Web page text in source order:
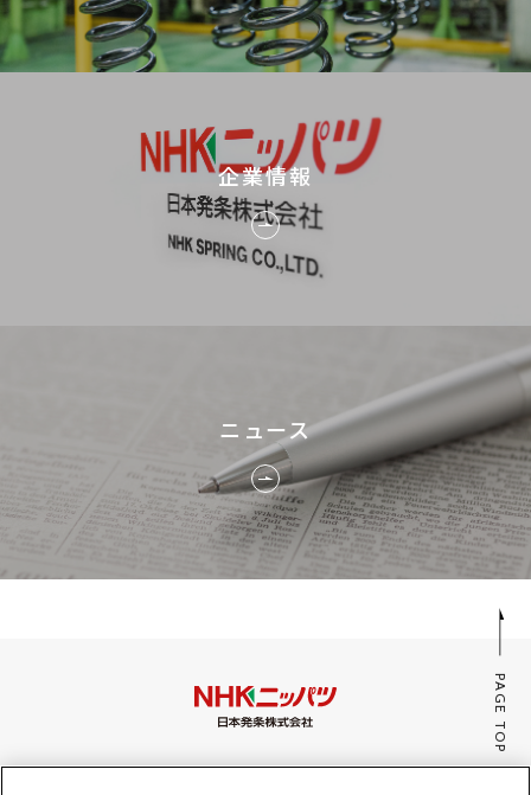
企業情報
ニュース
PAGE TOP
みんなのaiポータル